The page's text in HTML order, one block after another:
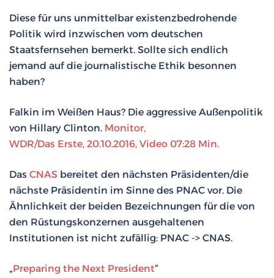
Diese für uns unmittelbar existenzbedrohende
Politik wird inzwischen vom deutschen
Staatsfernsehen bemerkt. Sollte sich endlich
jemand auf die journalistische Ethik besonnen
haben?
Falkin im Weißen Haus? Die aggressive Außenpolitik
von Hillary Clinton. Monitor,
WDR/Das Erste, 20.10.2016, Video 07:28 Min.
Das CNAS bereitet den nächsten Präsidenten/die
nächste Präsidentin im Sinne des PNAC vor. Die
Ähnlichkeit der beiden Bezeichnungen für die von
den Rüstungskonzernen ausgehaltenen
Institutionen ist nicht zufällig: PNAC -> CNAS.
„Preparing the Next President“